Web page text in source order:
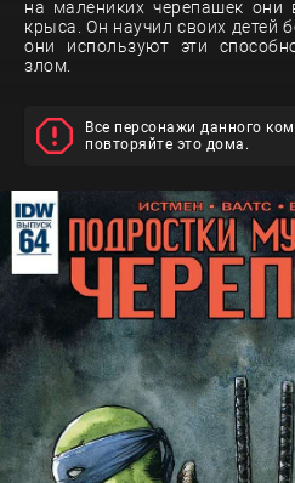
на малениких черепашек они
крыса. Он научил своих детей
они используют эти
злом.
Все персонажи данного
повторяйте это дома.